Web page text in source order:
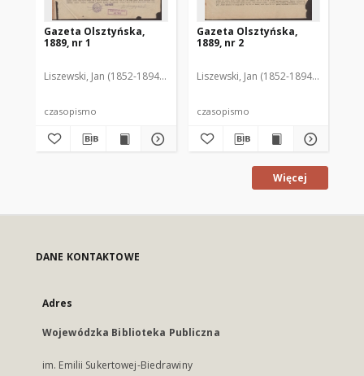
Gazeta Olsztyńska,
1889, nr 1
Liszewski, Jan (1852-1894). Red.
czasopismo
Gazeta Olsztyńska,
1889, nr 2
Liszewski, Jan (1852-1894). Red.
czasopismo
Więcej
DANE KONTAKTOWE
Adres
Wojewódzka Biblioteka Publiczna
im. Emilii Sukertowej-Biedrawiny